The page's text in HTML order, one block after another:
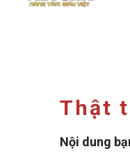
Thật
Nội dung